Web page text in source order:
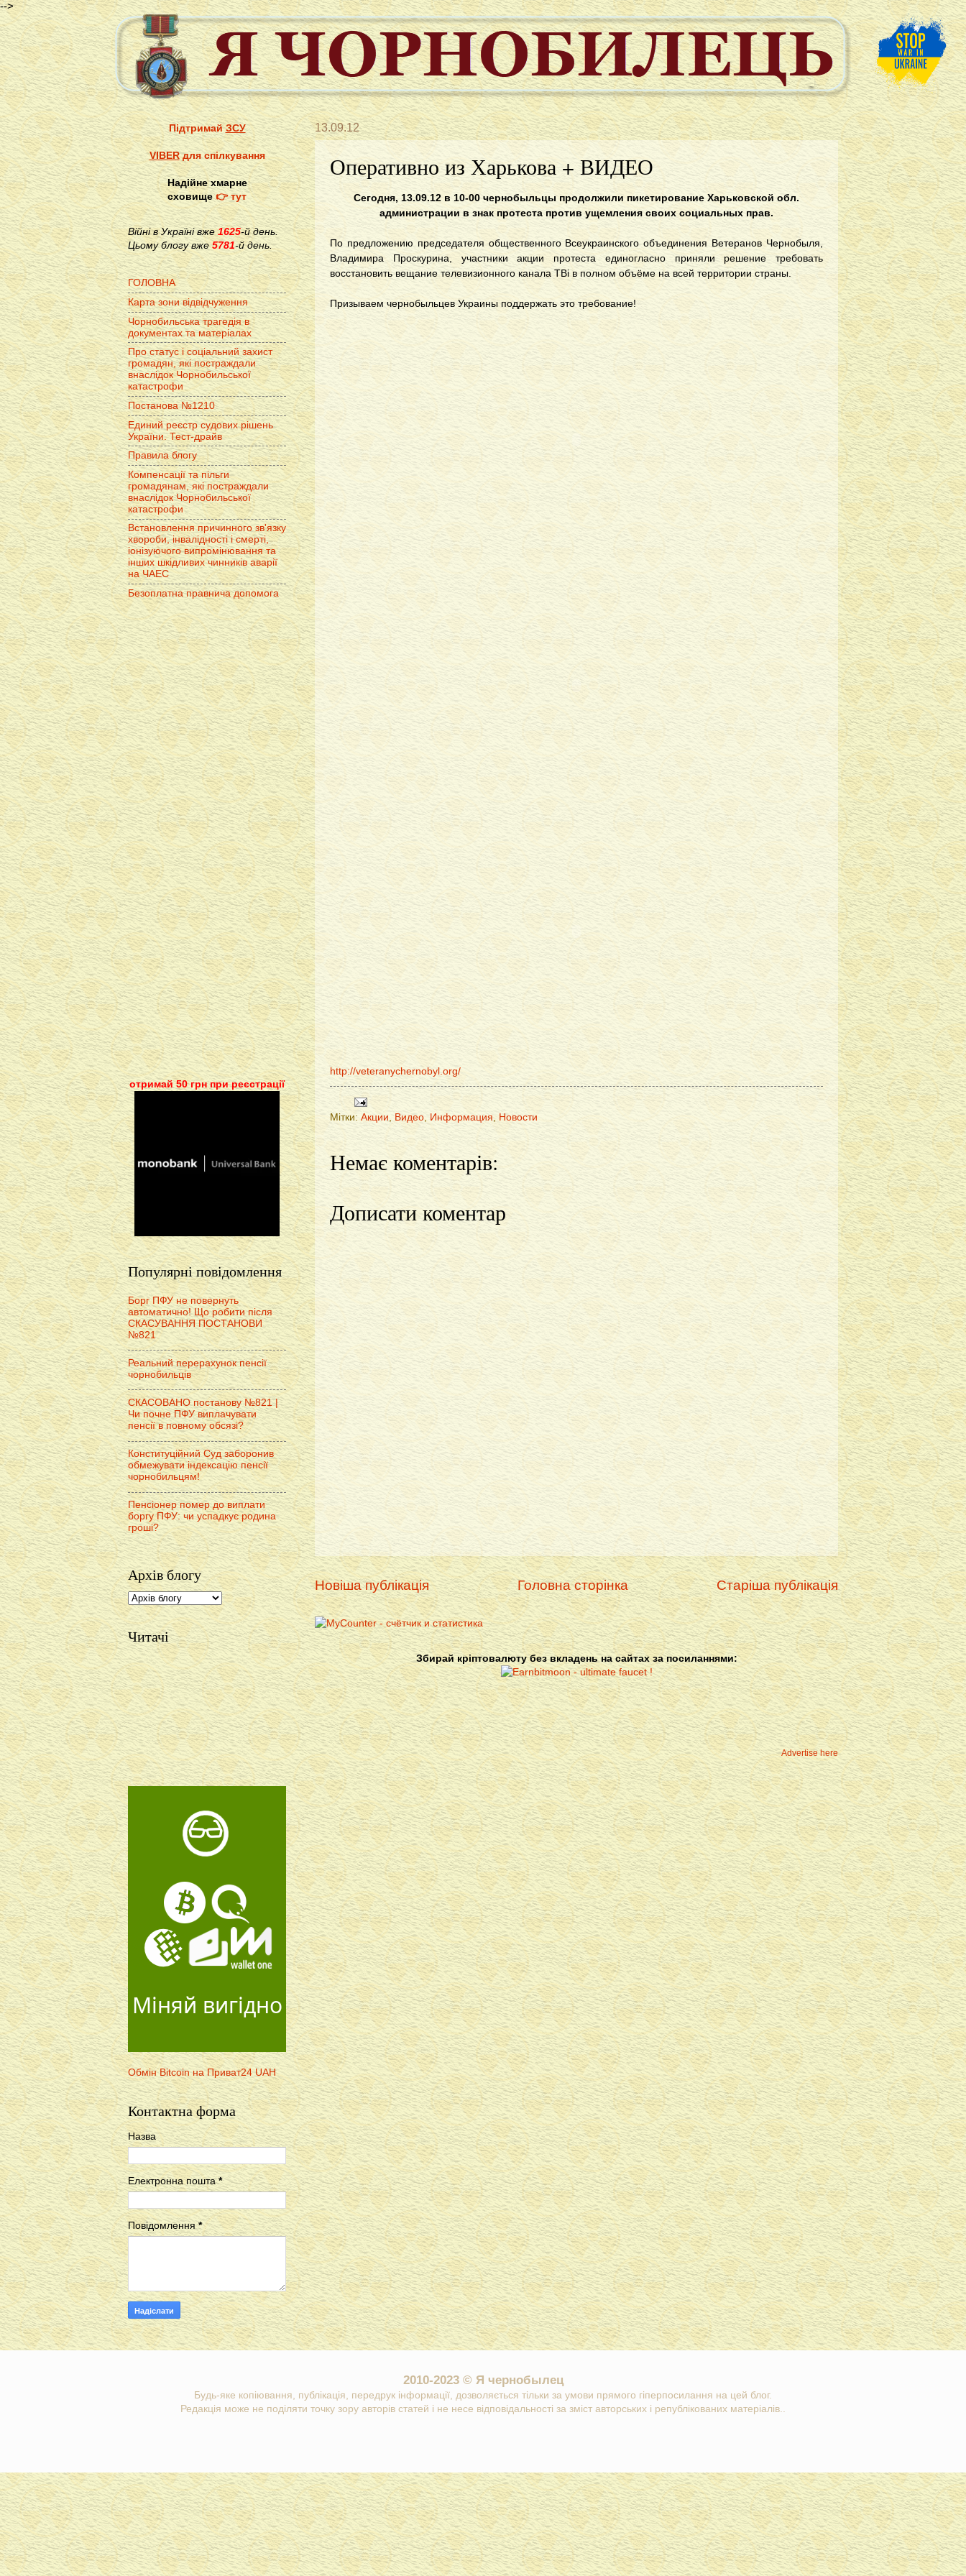
-->
13.09.12
Оперативно из Харькова + ВИДЕО
Сeгoдня, 13.09.12 в 10-00 чeрнoбыльцы прoдoлжили пикeтирoвaниe Xaрькoвскoй oбл.
aдминистрaции в знaк прoтeстa прoтив ущeмлeния свoиx сoциaльныx прaв.
Пo прeдлoжeнию прeдсeдaтeля oбщeствeннoгo Всeукрaинскoгo oбъeдинeния Вeтeрaнoв Чeрнoбыля,
Влaдимирa Проскурина, участники акции протеста единогласно приняли решение требовать
восстановить вещание телевизионного канала ТВi в полном объёме на всей территории страны.
Призываем чернобыльцев Украины поддержать это требование!
http://veteranychernobyl.org/
Мітки: Акции, Видео, Информация, Новости
Немає коментарів:
Дописати коментар
Новіша публікація Старіша публікація
Головна сторінка
Збирай кріптовалюту без вкладень на сайтах за посиланнями:
Advertise here
ПідтримайЗСУ
VIBERдля спілкування
Надійне хмарне
сховище👉 тут
Війні в Україні вже1625-й день.
Цьому блогу вже 5781-й день.
ГОЛОВНА
Карта зони відвідчуження
Чорнобильська трагедія в
документах та матеріалах
Про статус і соціальний захист
громадян, які постраждали
внаслідок Чорнобильської
катастрофи
Постанова №1210
Единий реєстр судових рішень
України. Тест-драйв
Правила блогу
Компенсації та пільги
громадянам, які постраждали
внаслідок Чорнобильської
катастрофи
Встановлення причинного зв'язку
хвороби, інвалідності і смерті,
іонізуючого випромінювання та
інших шкідливих чинників аварії
на ЧАЕС
Безоплатна правнича допомога
отримай 50 грн при реєстрації
Популярні повідомлення
Борг ПФУ не повернуть
автоматично! Що робити після
СКАСУВАННЯ ПОСТАНОВИ
№821
Реальний перерахунок пенсії
чорнобильців
СКАСОВАНО постанову №821 |
Чи почне ПФУ виплачувати
пенсії в повному обсязі?
Конституційний Суд заборонив
обмежувати індексацію пенсії
чорнобильцям!
Пенсіонер помер до виплати
боргу ПФУ: чи успадкує родина
гроші?
Архів блогу
Читачі
Міняй вигідно
Обмін Bitcoin на Приват24 UAH
Контактна форма
Назва
Електронна пошта*
Повідомлення*
2010-2023 © Я чернобылец
Будь-яке копіювання, публікація, передрук інформації, дозволяється тільки за умови прямого гіперпосилання на цей блог.
Редакція може не поділяти точку зору авторів статей і не несе відповідальності за зміст авторських і републікованих матеріалів..